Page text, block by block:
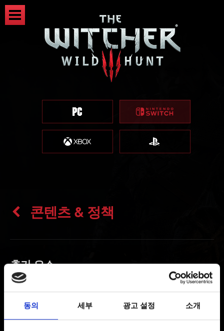
동의 세부 광고 설정 소개
콘텐츠 & 정책
추가 요소
더 위쳐 시리즈 추가 요소
등록 보상(디지털) 수령 방법
(게임 내) 등록 보상을 받지 못했습니다